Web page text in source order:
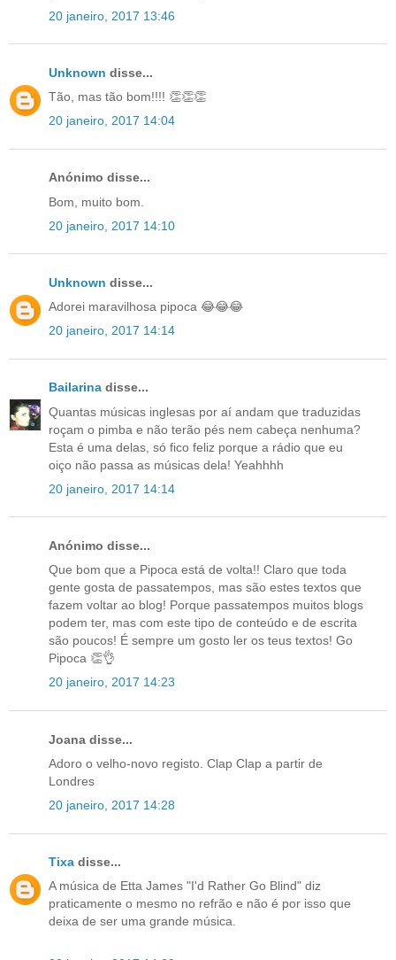
20 janeiro, 2017 13:46
Unknown disse...
Tão, mas tão bom!!!! 👏👏👏
20 janeiro, 2017 14:04
Anónimo disse...
Bom, muito bom.
20 janeiro, 2017 14:10
Unknown disse...
Adorei maravilhosa pipoca 😂😂😂
20 janeiro, 2017 14:14
Bailarina disse...
Quantas músicas inglesas por aí andam que traduzidas
roçam o pimba e não terão pés nem cabeça nenhuma?
Esta é uma delas, só fico feliz porque a rádio que eu
oiço não passa as músicas dela! Yeahhhh
20 janeiro, 2017 14:14
Anónimo disse...
Que bom que a Pipoca está de volta!! Claro que toda
gente gosta de passatempos, mas são estes textos que
fazem voltar ao blog! Porque passatempos muitos blogs
podem ter, mas com este tipo de conteúdo e de escrita
são poucos! É sempre um gosto ler os teus textos! Go
Pipoca 👏👌
20 janeiro, 2017 14:23
Joana disse...
Adoro o velho-novo registo. Clap Clap a partir de
Londres
20 janeiro, 2017 14:28
Tixa disse...
A música de Etta James "I'd Rather Go Blind" diz
praticamente o mesmo no refrão e não é por isso que
deixa de ser uma grande música.